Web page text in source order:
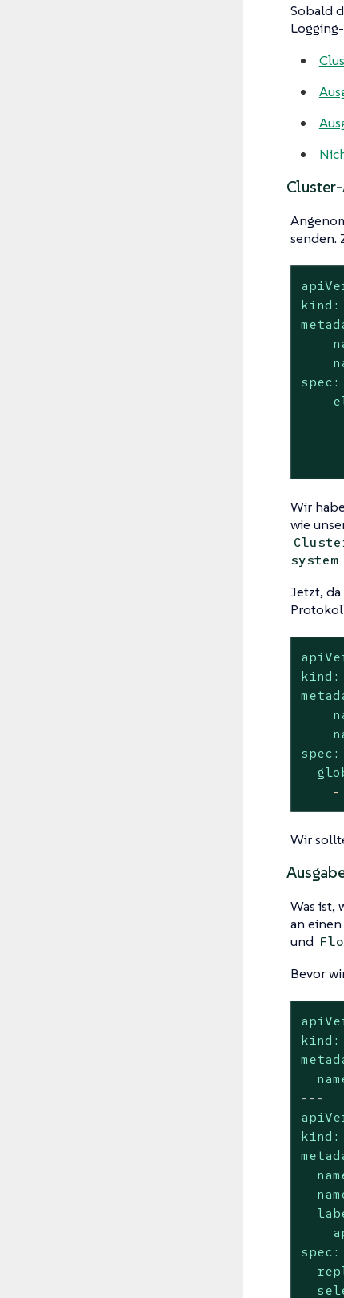
Sobald
senden.
kind:
spec:
Wir
wie
system
Jetzt,
kind:
spec:
-
Wir
Was ist,
an einen
und
Bevor
kind:
---
kind:
spec: